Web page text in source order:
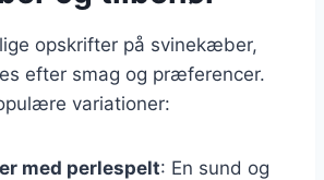
opskrifter på svinekæber,
efter smag og præferencer.
variationer:
med perlespelt: En sund og